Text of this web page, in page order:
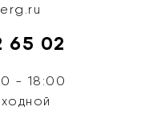
65 02
- 18:00